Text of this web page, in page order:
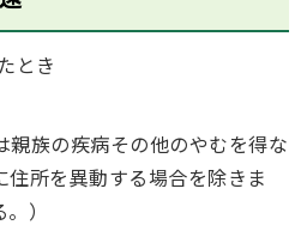
とき
親族の疾病その他のやむを得な
住所を異動する場合を除きま
）